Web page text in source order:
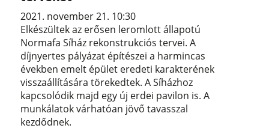
2021. november 21. 10:30
Elkészültek az erősen leromlott állapotú
Normafa Síház rekonstrukciós tervei. A
díjnyertes pályázat építészei a harmincas
években emelt épület eredeti karakterének
visszaállítására törekedtek. A Síházhoz
kapcsolódik majd egy új erdei pavilon is. A
munkálatok várhatóan jövő tavasszal
kezdődnek.